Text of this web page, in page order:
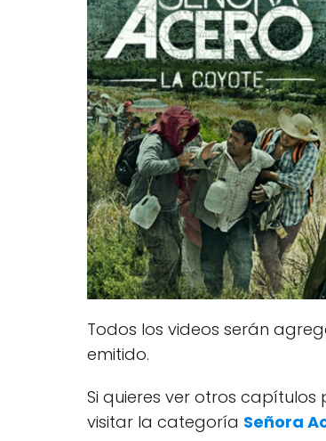
Todos los videos serán
emitido.
Si quieres ver otros
visitar la categoría Señora